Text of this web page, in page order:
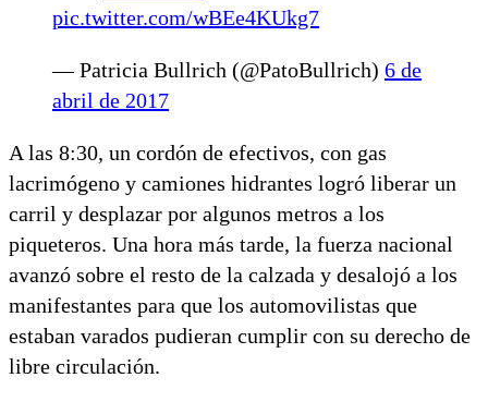
pic.twitter.com/wBEe4KUkg7
— Patricia Bullrich (@PatoBullrich) 6 de
abril de 2017
A las 8:30, un cordón de efectivos, con gas
lacrimógeno y camiones hidrantes logró liberar un
carril y desplazar por algunos metros a los
piqueteros. Una hora más tarde, la fuerza nacional
avanzó sobre el resto de la calzada y desalojó a los
manifestantes para que los automovilistas que
estaban varados pudieran cumplir con su derecho de
libre circulación.